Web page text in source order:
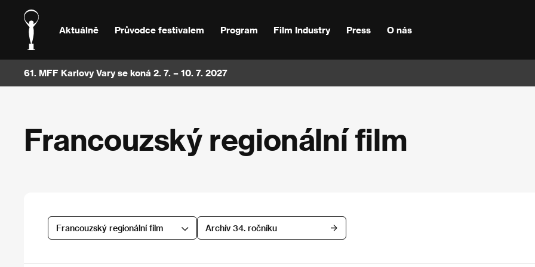
Aktuálně Průvodce festivalem Program Film Industry Press O nás
61. MFF Karlovy Vary se koná 2. 7. – 10. 7. 2027
Francouzský regionální film
Francouzský regionální film Archív 34. ročníku